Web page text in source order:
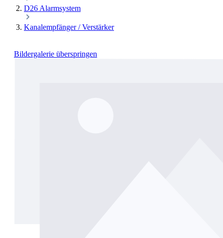
D26 Alarmsystem
Kanalempfänger / Verstärker
Bildergalerie überspringen